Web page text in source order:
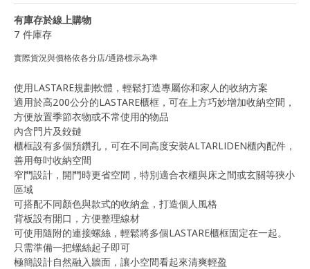
有庫存於線上購物
7 件庫存
實際貨況與價格依各分店/通路標示為準
使用LASTARE規劃軟體，輕鬆打造專屬你和家人的收納方案
適用於高200公分的LASTARE櫃框，可在上方巧妙增加收納空間，
方便放置季節衣物或不常使用的物品
內含門片及鉸鏈
櫃框設有多個預鑽孔，可在不同高度安裝ALTARLIDEN櫃內配件，
善用每吋收納空間
窄門設計，開門時更省空間，特別適合衣櫃與床之間或玄關等狹小
區域
可搭配不同顏色與款式的收納盒，打造個人風格
背板設有開口，方便整理線材
可使用隨附的連接螺絲，輕鬆將多個LASTARE櫃框固定在一起。
只需準備一把螺絲起子即可
極簡設計自然融入牆面，讓小空間看起來清爽輕盈